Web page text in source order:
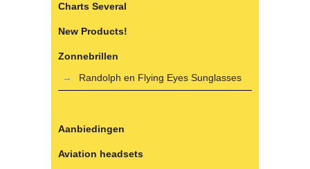
Charts Several
New Products!
Zonnebrillen
Randolph en Flying Eyes Sunglasses
Aanbiedingen
Aviation headsets